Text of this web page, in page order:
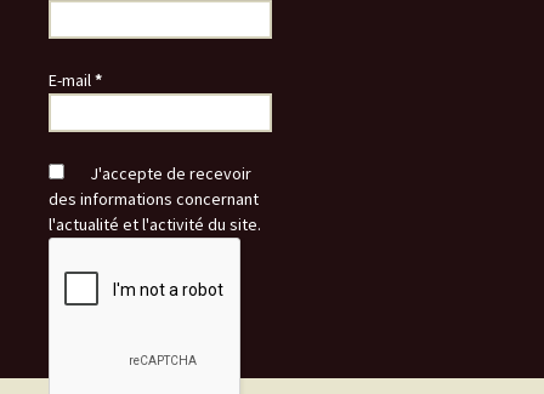
E-mail*
J'accepte de recevoir
des informations concernant
l'actualité et l'activité du site.